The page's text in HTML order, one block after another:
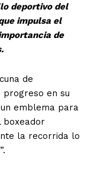
deportivo del
impulsa el
de
de
progreso en su
emblema para
boxeador
la recorrida lo